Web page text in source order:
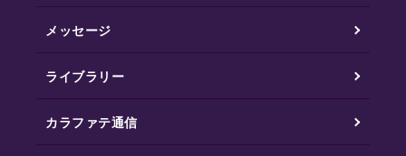
メッセージ
ライブラリー
カラファテ通信